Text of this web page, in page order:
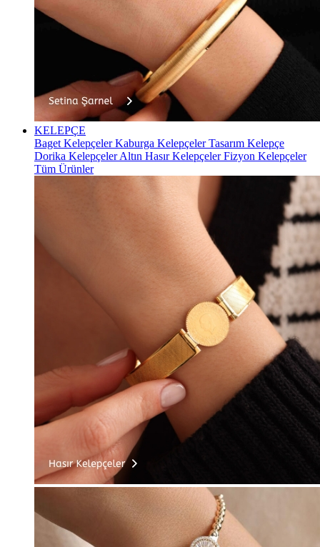
KELEPÇE
Baget KelepçelerKaburga KelepçelerTasarım Kelepçe
Dorika KelepçelerAltın Hasır KelepçelerFizyon Kelepçeler
Tüm Ürünler